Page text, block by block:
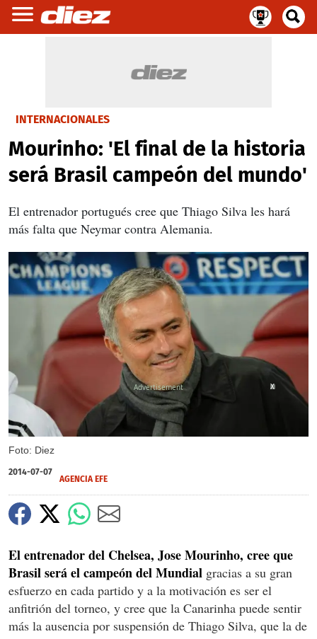
INTERNACIONALES
Mourinho: 'El final de la historia
será Brasil campeón del mundo'
El entrenador portugués cree que Thiago Silva les hará
más falta que Neymar contra Alemania.
Foto: Diez
X
2014-07-07
AGENCIA EFE
El entrenador del Chelsea, Jose Mourinho, cree que
Brasil será el campeón del Mundial gracias a su gran
esfuerzo en cada partido y a la motivación es ser el
anfitrión del torneo, y cree que la Canarinha puede sentir
más la ausencia por suspensión de Thiago Silva, que la de